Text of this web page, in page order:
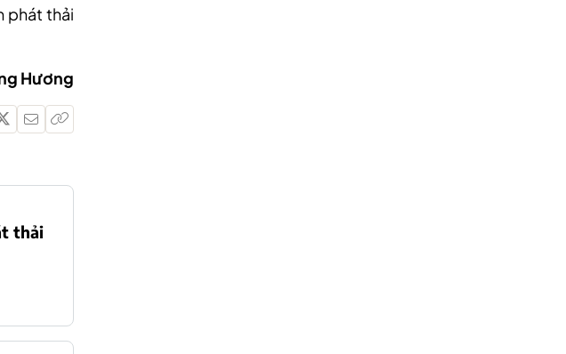
phát thải
Hương
thải